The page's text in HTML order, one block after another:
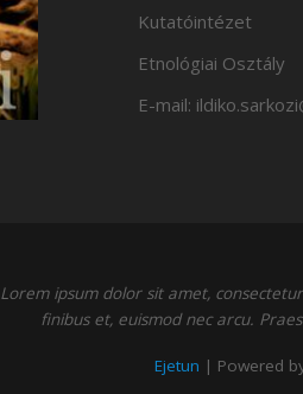
Kutatóintézet
Etnológiai Osztály
E-mail:
Lorem ipsum dolor sit amet,
finibus et, euismod nec arcu.
Ejetun | Powered